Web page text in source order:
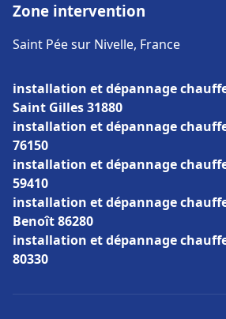
Zone intervention
Saint Pée sur Nivelle, France
installation et dépannage
Saint Gilles 31880
installation et dépannage
76150
installation et dépannage
59410
installation et dépannage
Benoît 86280
installation et dépannage
80330